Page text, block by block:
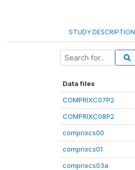
STUDY DESCRIPTION
Data files
COMPRIXC07P2
COMPRIXC08P2
comprixcs00
comprixcs01
comprixcs03a